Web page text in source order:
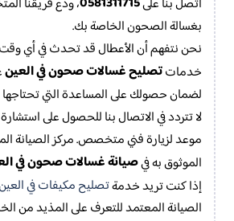
اتصل بنا على
، ودع فريقنا
بغسالة الصحون الخاصة بك.
نحن نتفهم أن الأعطال قد تحدث في أي
خدماتتصليح غسالات صحون في العين
لضمان حصولك على المساعدة التي تحتاجها
لا تتردد في الاتصال بنا للحصول على
موعد لزيارة فني متخصص. مركز الصيانة
الموثوق به فيصيانة غسالات صحون في
إذا كنت تريد خدمةتصليح مكيفات في
الصيانة المعتمد للتعرف على المذيد من